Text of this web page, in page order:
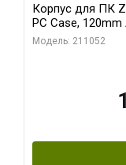
Корпус для ПК
PC Case, 120mm
Модель: 211052